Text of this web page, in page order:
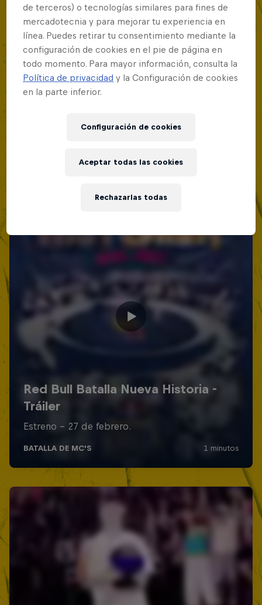
Red Bull Batalla Final Torneo de Plazas
2026
19 Septiembre 2026
Lima, Peru
Próximo evento
de terceros) o tecnologías similares para fines de
mercadotecnia y para mejorar tu experiencia en
línea. Puedes retirar tu consentimiento mediante la
configuración de cookies en el pie de página en
todo momento. Para mayor información, consulta la
Política de privacidad y la Configuración de cookies
en la parte inferior.
Configuración de cookies
Rechazarlas todas
Aceptar todas las cookies